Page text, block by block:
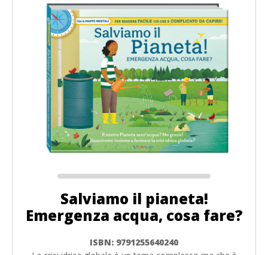
Salviamo il pianeta!
Emergenza acqua, cosa fare?
ISBN: 9791255640240